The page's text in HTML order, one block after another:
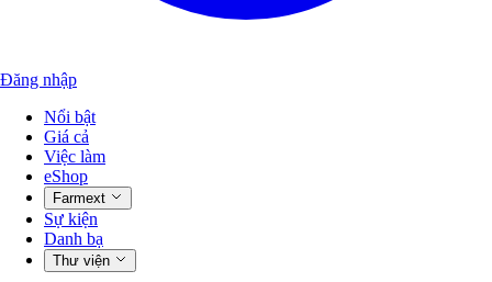
Đăng nhập
Nổi bật
Giá cả
Việc làm
eShop
Farmext
Sự kiện
Danh bạ
Thư viện